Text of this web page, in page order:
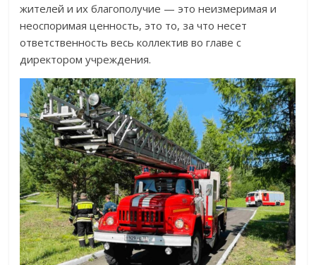
жителей и их благополучие — это неизмеримая и
неоспоримая ценность, это то, за что несет
ответственность весь коллектив во главе с
директором учреждения.